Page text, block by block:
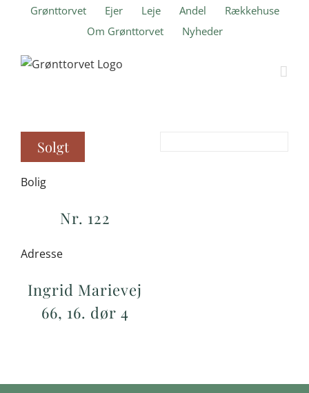
Grønttorvet Ejer Leje Andel
Rækkehuse
Om Grønttorvet
Nyheder
Solgt
Bolig
Nr. 122
Adresse
Ingrid Marievej
66, 16. dør 4